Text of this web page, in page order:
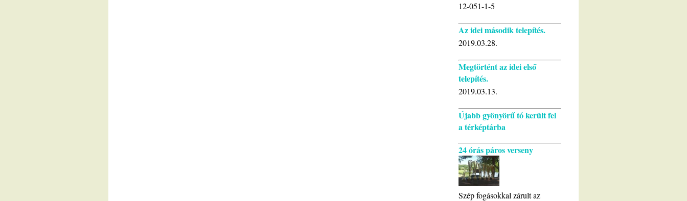
12-051-1-5
Az idei második telepítés.
2019.03.28.
Megtörtént az idei első
telepítés.
2019.03.13.
Újabb gyönyörű tó került fel
a térképtárba
24 órás páros verseny
Szép fogásokkal zárult az